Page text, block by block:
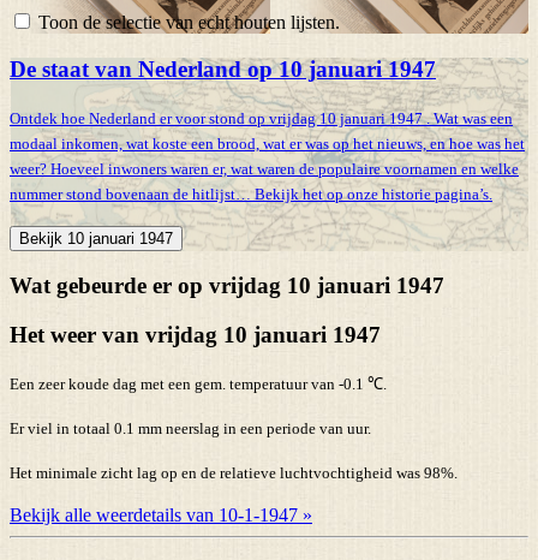
Toon de selectie van echt houten lijsten.
De staat van Nederland op 10 januari 1947
Ontdek hoe Nederland er voor stond op vrijdag 10 januari 1947 . Wat was een
modaal inkomen, wat koste een brood, wat er was op het nieuws, en hoe was het
weer? Hoeveel inwoners waren er, wat waren de populaire voornamen en welke
nummer stond bovenaan de hitlijst… Bekijk het op onze historie pagina’s.
Bekijk 10 januari 1947
Wat gebeurde er op vrijdag 10 januari 1947
Het weer van vrijdag 10 januari 1947
Een zeer koude dag met een gem. temperatuur van -0.1 ℃.
Er viel in totaal 0.1 mm neerslag in een periode van uur.
Het minimale zicht lag op en de relatieve luchtvochtigheid was 98%.
Bekijk alle weerdetails van 10-1-1947 »